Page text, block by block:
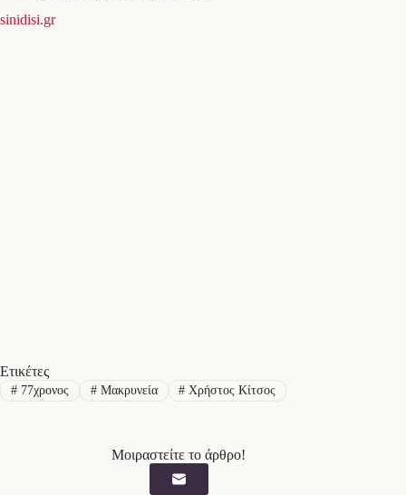
sinidisi.gr
Ετικέτες
#77χρονος #Μακρυνεία # Χρήστος Κίτσος
Μοιραστείτε το άρθρο!